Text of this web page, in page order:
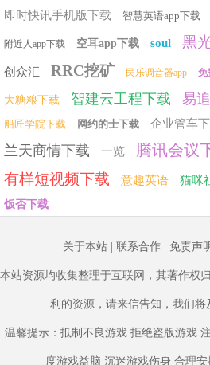
即时快讯手机版下载 智慧英语app下载
附近人app下载 空耳app下载 soul 黑
创众汇 RRC挖矿 民乐调音器app 免
大糖粮下载 智建云工程下载 易
船匠学院下载 网约的士下载 企业管车
兰天商情下载 一览 腾讯会议
有样短视频下载 意趣英语 猫咪
饭否下载
关于本站 联系合作 免责声
本站资源均收集整理于互联网，其著作权
利的资源，请来信告知，我们将
温馨提示：抵制不良游戏 拒绝盗版游戏
度游戏益脑 沉迷游戏伤身 合理